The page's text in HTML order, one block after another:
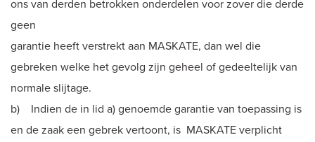
ons van derden betrokken onderdelen voor zover die derde
geen
garantie heeft verstrekt aan MASKATE, dan wel die
gebreken welke het gevolg zijn geheel of gedeeltelijk van
normale slijtage.
b) Indien de in lid a) genoemde garantie van toepassing is
en de zaak een gebrek vertoont, is MASKATE verplicht